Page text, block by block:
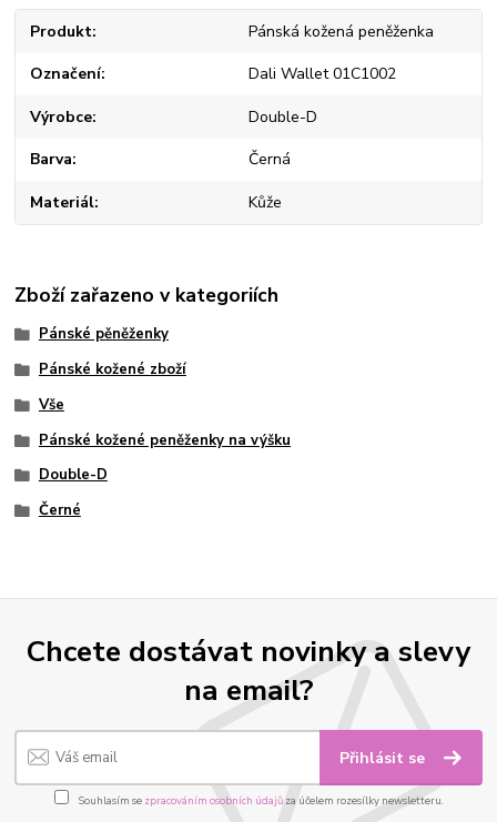
Produkt Pánská kožená peněženka
Označení Dali Wallet 01C1002
Výrobce Double-D
Barva Černá
Materiál Kůže
Zboží zařazeno v kategoriích
Pánské pěněženky
Pánské kožené zboží
Vše
Pánské kožené peněženky na výšku
Double-D
Černé
Chcete dostávat novinky a slevy
na email?
Přihlásit se
Souhlasím se zpracováním osobních údajůza účelem rozesílky newsletteru.